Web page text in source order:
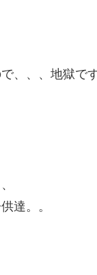
、、、地獄で
達。。